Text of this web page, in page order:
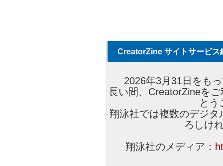
CreatorZine サイトサービス
2026年3月31日をも
長い間、CreatorZineを
とう
翔泳社では複数のデジ
ろしけ
翔泳社のメディア：